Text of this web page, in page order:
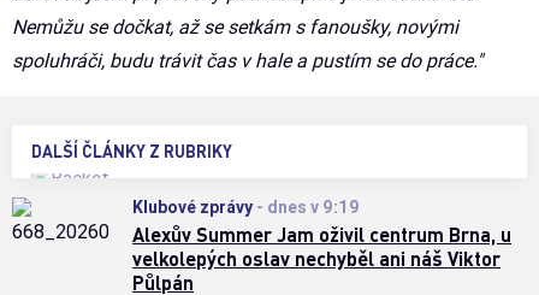
DALŠÍ ČLÁNKY Z RUBRIKY
Klubové zprávy - dnes v 9:19
Alexův Summer Jam oživil centrum Brna, u
velkolepých oslav nechyběl ani náš Viktor
Půlpán
Nemůžu se dočkat, až se setkám s fanoušky, novými
spoluhráči, budu trávit čas v hale a pustím se do práce."